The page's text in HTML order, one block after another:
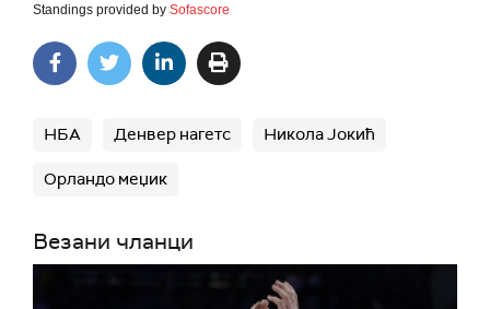
Standings provided by Sofascore
НБА Денвер нагетс Никола Јокић
Орландо меџик
Везани чланци